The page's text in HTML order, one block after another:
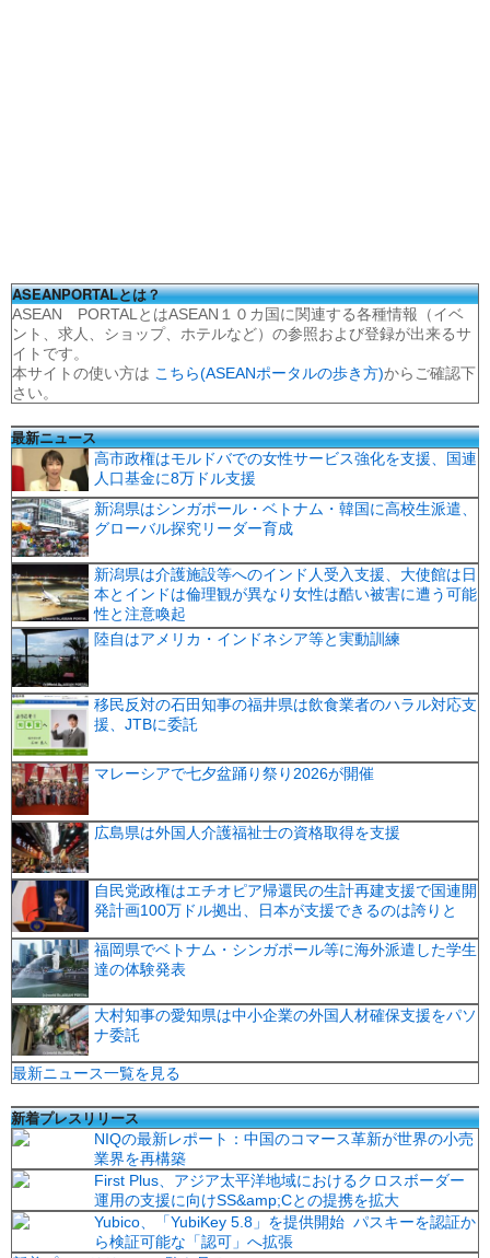
ASEANPORTALとは？
ASEAN PORTALとはASEAN１０カ国に関連する各種情報（イベ
ント、求人、ショップ、ホテルなど）の参照および登録が出来るサ
イトです。
本サイトの使い方は こちら(ASEANポータルの歩き方)からご確認下
さい。
最新ニュース
高市政権はモルドバでの女性サービス強化を支援、国連
人口基金に8万ドル支援
新潟県はシンガポール・ベトナム・韓国に高校生派遣、
グローバル探究リーダー育成
新潟県は介護施設等へのインド人受入支援、大使館は日
本とインドは倫理観が異なり女性は酷い被害に遭う可能
性と注意喚起
陸自はアメリカ・インドネシア等と実動訓練
移民反対の石田知事の福井県は飲食業者のハラル対応支
援、JTBに委託
マレーシアで七夕盆踊り祭り2026が開催
広島県は外国人介護福祉士の資格取得を支援
自民党政権はエチオピア帰還民の生計再建支援で国連開
発計画100万ドル拠出、日本が支援できるのは誇りと
福岡県でベトナム・シンガポール等に海外派遣した学生
達の体験発表
大村知事の愛知県は中小企業の外国人材確保支援をパソ
ナ委託
最新ニュース一覧を見る
新着プレスリリース
NIQの最新レポート：中国のコマース革新が世界の小売
業界を再構築
First Plus、アジア太平洋地域におけるクロスボーダー
運用の支援に向けSS&amp;Cとの提携を拡大
Yubico、「YubiKey 5.8」を提供開始 パスキーを認証か
ら検証可能な「認可」へ拡張